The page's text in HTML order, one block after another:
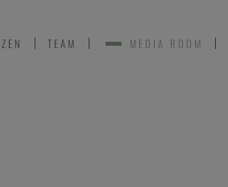
TEAM MEDIA ROOM